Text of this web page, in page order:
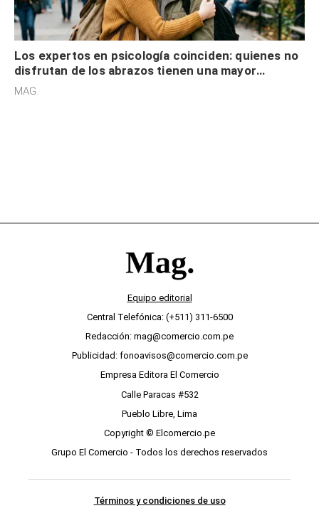
Los expertos en psicología coinciden: quienes no
disfrutan de los abrazos tienen una mayor
sensibilidad a los estímulos físicos y no es por
MAG.
Equipo editorial
Central Telefónica: (+511) 311-6500
Redacción: mag@comercio.com.pe
Publicidad: fonoavisos@comercio.com.pe
Empresa Editora El Comercio
Calle Paracas #532
Pueblo Libre, Lima
Copyright © Elcomercio.pe
Grupo El Comercio - Todos los derechos reservados
Términos y condiciones de uso